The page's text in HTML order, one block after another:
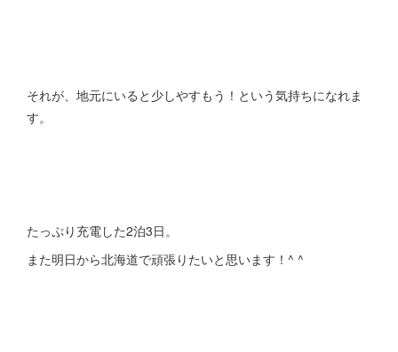
それが、地元にいると少しやすもう！という気持ちになれま
す。
たっぷり充電した2泊3日。
また明日から北海道で頑張りたいと思います！^ ^